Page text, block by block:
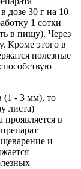
дозе 30 г на 10
1 сотки
в пищу). Через
Кроме этого в
полезные
(1 - 3 мм), то
листа)
в
и